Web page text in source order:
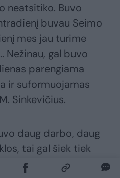
neatsitiko. Buvo
buvau Seimo
mes jau turime
Nežinau, gal buvo
parengiama
ir suformuojamas
Sinkevičius.
daug darbo, daug
tai gal šiek tiek
ir galėjo tos